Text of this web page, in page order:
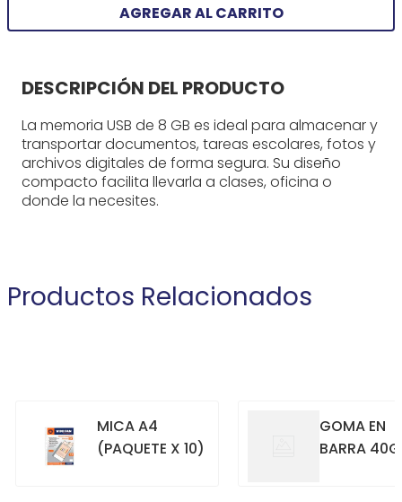
AGREGAR AL CARRITO
DESCRIPCIÓN DEL PRODUCTO
La memoria USB de 8 GB es ideal para almacenar y
transportar documentos, tareas escolares, fotos y
archivos digitales de forma segura. Su diseño
compacto facilita llevarla a clases, oficina o
donde la necesites.
Productos Relacionados
MICA A4
(PAQUETE X 10)
GOMA EN
BARRA